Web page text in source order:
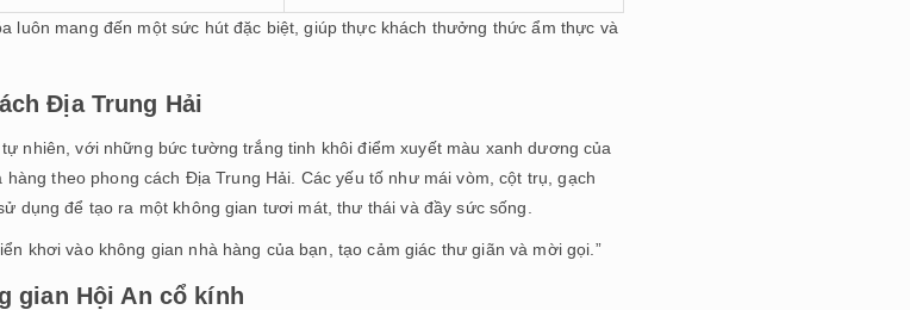
luôn mang đến một sức hút đặc biệt, giúp thực khách thưởng thức ẩm thực và
Địa Trung Hải
nhiên, với những bức tường trắng tinh khôi điểm xuyết màu xanh dương của
theo phong cách Địa Trung Hải. Các yếu tố như mái vòm, cột trụ, gạch
dụng để tạo ra một không gian tươi mát, thư thái và đầy sức sống.
khơi vào không gian nhà hàng của bạn, tạo cảm giác thư giãn và mời gọi.”
gian Hội An cổ kính